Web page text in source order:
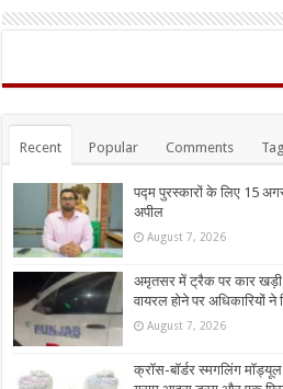
Recent Popular Comments
पद्म पुरस्कारों के लिए 15
अपील
August 7, 2026
अमृतसर में ट्रैक पर कार
वायरल होने पर अधिकारियों ने
August 7, 2026
क्रॉस-बॉर्डर स्मगलिंग